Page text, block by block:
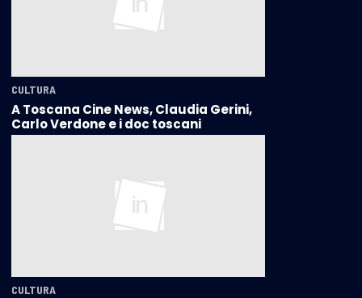
CULTURA
A Toscana Cine News, Claudia Gerini,
Carlo Verdone e i doc toscani
CULTURA